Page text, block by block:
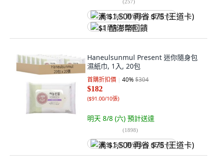
(257)
满 $1,500 再省 $75 (王道卡)
$1 酷澎幣回饋
Haneulsunmul Present 迷你隨身包
濕紙巾, 1入, 20包
首購折扣價 40%$304
$182
($91.00/10張)
明天 8/8 (六) 預計送達
(1898)
满 $1,500 再省 $75 (王道卡)